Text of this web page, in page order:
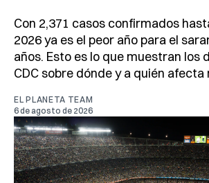
Con 2,371 casos confirmados
2026 ya es el peor año para el
años. Esto es lo que muestran los
CDC sobre dónde y a quién afecta
EL PLANETA TEAM
6 de agosto de 2026